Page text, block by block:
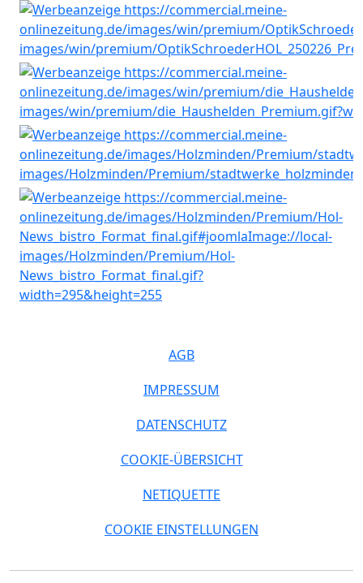
AGB
IMPRESSUM
DATENSCHUTZ
COOKIE-ÜBERSICHT
NETIQUETTE
COOKIE EINSTELLUNGEN